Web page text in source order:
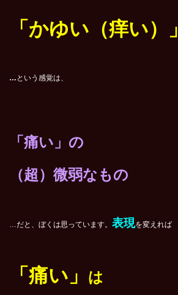
「かゆい（痒い）」
… という感覚は、
「痛い」の
（超）微弱なもの
…だと、ぼくは思っています。 表現を変えれば
「痛い」 は